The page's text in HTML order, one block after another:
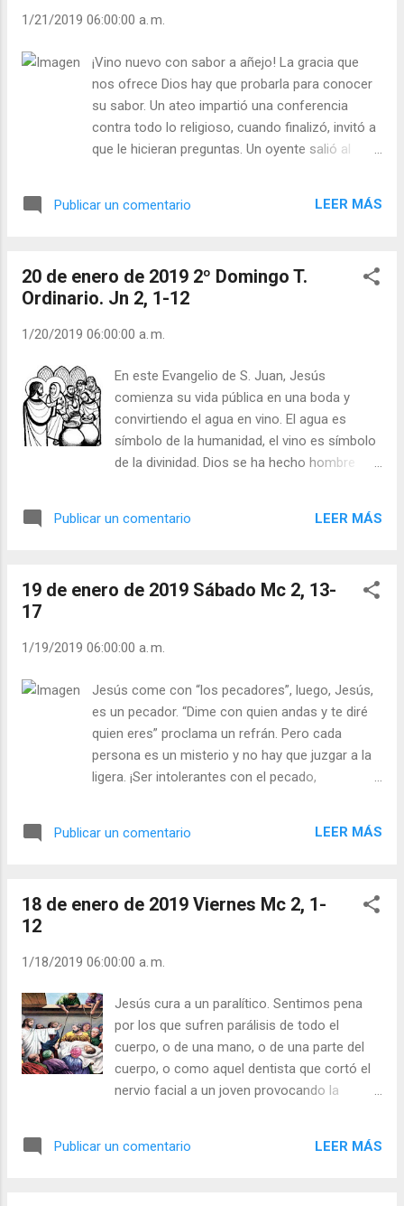
nos invita a liberarnos de las leyes que
armonía con Dios. Los 10 mandamientos son
caminos que nos conducen a Dios y a la
grandeza de quienes las practican. Julián
Escobar. | Lecturas del Día (+ Leer ). | Evangelio y
Meditación (+ Leer ) | | Santo del día (+ Leer ) |
1/21/2019 06:00:00 a. m.
¡Vino nuevo con sabor a añejo! La gracia que
nos ofrece Dios hay que probarla para conocer
su sabor. Un ateo impartió una conferencia
contra todo lo religioso, cuando finalizó, invitó a
que le hicieran preguntas. Un oyente salió al
Entonces este hombre le preguntó al ateo
muy molesto, respondió: - No me pregunte
tonterías, ¿cómo voy a saberlo si no la he
saber algo de Cristo y su Iglesia si nunca lo ha
Leer ). | Evangelio y Meditación (+ Leer ) | | Santo
del día (+ Leer ) | Laudes (+ Leer ) | Vísperas (+
Leer ) |
Publicar un comentario LEER MÁS
20 de enero de 2019 2º Domingo T.
Ordinario. Jn 2, 1-12
1/20/2019 06:00:00 a. m.
En este Evangelio de S. Juan, Jesús
comienza su vida pública en una boda y
convirtiendo el agua en vino. El agua es
símbolo de la humanidad, el vino es símbolo
de la divinidad. Dios se ha hecho hombre
diga” (Jn 2,5). La Virgen María participa en
convierte el agua en vino. Un buen hijo
creyentes acudamos a la Virgen o a los
israelitas mordidos por las serpientes en el
desierto eran curados cuando, por mandato
de Dios miraban a una serpiente de bronce
puesta como estandarte. (Números 21:4-9)
Julián Escobar. | Lecturas del Día (+ Leer ). |
día (+ Leer ) | Laudes (+ Leer ) | Vísperas (+
Publicar un comentario LEER MÁS
19 de enero de 2019 Sábado Mc 2, 13-
17
1/19/2019 06:00:00 a. m.
Jesús come con “los pecadores”, luego, Jesús,
es un pecador. “Dime con quien andas y te diré
quien eres” proclama un refrán. Pero cada
persona es un misterio y no hay que juzgar a la
ligera. ¡Ser intolerantes con el pecado,
los sanos”. ¿Está enfermo el médico porque
todas las personas, es Madre y Médica, es
nunca hay que perder la esperanza de curación.
Dios nunca niega su gracia. Personas muy
pecadoras llegaron a ser grandísimos santos.
Julián Escobar. | Lecturas del Día (+ Leer ). |
Evangelio y Meditación (+ Leer ) | | Santo del día
(+ Leer ) | Laudes (+ Leer ) | Vísperas (+ Leer ) |
Publicar un comentario LEER MÁS
18 de enero de 2019 Viernes Mc 2, 1-
12
1/18/2019 06:00:00 a. m.
Jesús cura a un paralítico. Sentimos pena
por los que sufren parálisis de todo el
cuerpo, o de una mano, o de una parte del
cuerpo, o como aquel dentista que cortó el
nervio facial a un joven provocando la
que es producido por el pecado. ¡Todo
Publicar un comentario LEER MÁS